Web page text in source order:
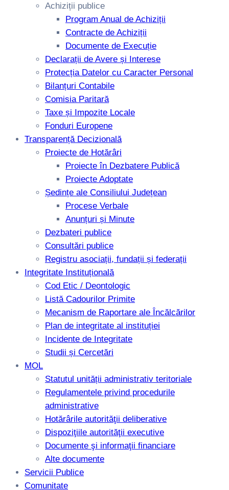
Achiziții publice
Program Anual de Achiziții
Contracte de Achiziții
Documente de Execuție
Declarații de Avere și Interese
Protecția Datelor cu Caracter Personal
Bilanțuri Contabile
Comisia Paritară
Taxe și Impozite Locale
Fonduri Europene
Transparență Decizională
Proiecte de Hotărâri
Proiecte în Dezbatere Publică
Proiecte Adoptate
Ședințe ale Consiliului Județean
Procese Verbale
Anunțuri și Minute
Dezbateri publice
Consultări publice
Registru asociații, fundații și federații
Integritate Instituțională
Cod Etic / Deontologic
Listă Cadourilor Primite
Mecanism de Raportare ale Încălcărilor
Plan de integritate al instituției
Incidente de Integritate
Studii și Cercetări
MOL
Statutul unității administrativ teritoriale
Regulamentele privind procedurile
administrative
Hotărârile autorităţii deliberative
Dispoziţiile autorităţii executive
Documente şi informaţii financiare
Alte documente
Servicii Publice
Comunitate